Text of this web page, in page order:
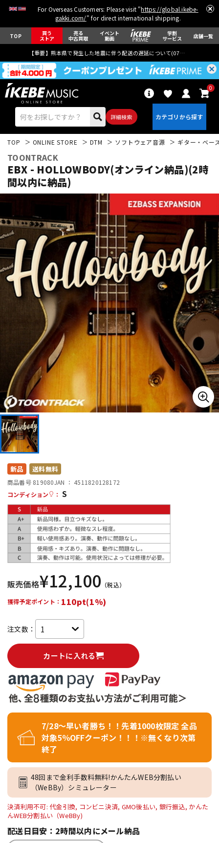
For Overseas Customers: Please visit "https://global.ikebe-
gakki.com/" for direct international shipping.
TOP 買う
ストア
売る
中古買取
イベント
動画
学割
サービス 店舗一覧
【重要】熊本県で発生した地震に伴う配送の遅延について(07月29日
詳細検索
0
アコギ/エレアコ
ベース ウクレレ
ドラム パーカッション
キーボード
管楽器 その他楽器
アンプ エフェクター
DTM
配信/ライブ機器
中古 ヴィンテージ
TOP ONLINE STORE DTM ソフトウェア音源 ギター・ベー
TOONTRACK
EBX - HOLLOWBODY(オンライン納品)(2時
間以内に納品)
新品 送料無料
商品番号 819080JAN ： 4511820128172
コンディション
： S
販売価格¥12,100 （税込）
獲得予定ポイント： 110pt(1%)
注文数：
カートに入れる
7/28～早い者勝ち！！先着1000枚限定 全品
対象5％OFFクーポン！！！※無くなり次第
終了
48回まで金利手数料無料!かんたんWEB分割払い
（WeBBy）シミュレーター
決済利用不可: 代金引換, コンビニ決済, GMO後払い, 銀行振込, かんた
んWEB分割払い（WeBBy)
配送日目安：2時間以内にメール納品